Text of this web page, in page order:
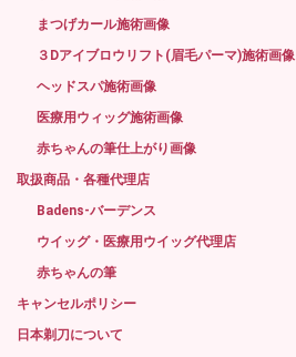
まつげカール施術画像
３Dアイブロウリフト(眉毛パーマ)施術画像
ヘッドスパ施術画像
医療用ウィッグ施術画像
赤ちゃんの筆仕上がり画像
取扱商品・各種代理店
Badens-バーデンス
ウイッグ・医療用ウイッグ代理店
赤ちゃんの筆
キャンセルポリシー
日本剃刀について